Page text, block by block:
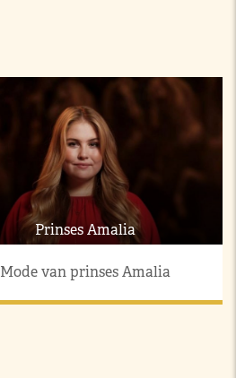
Prinses Amalia
Mode van prinses Amalia